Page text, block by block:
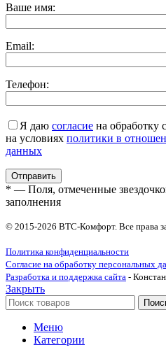
Ваше имя:
Email:
Телефон:
Я даю согласие на обработку
на условиях политики в
данных
* — Поля, отмеченные
заполнения
© 2015-2026 ВТС-Комфорт. Все права
Политика конфиденциальности
Согласие на обработку персональных
Разработка и поддержка сайта -
Закрыть
Меню
Категории